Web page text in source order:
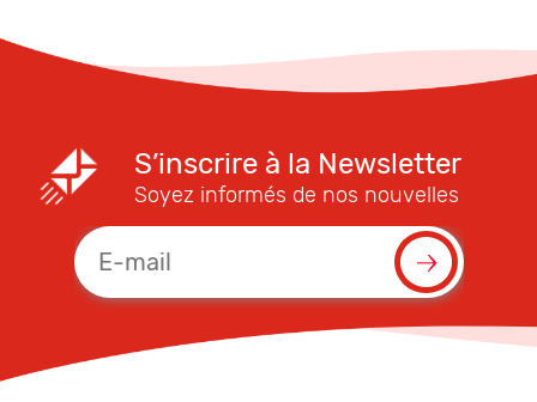
S’inscrire à la Newsletter
Soyez informés de nos nouvelles